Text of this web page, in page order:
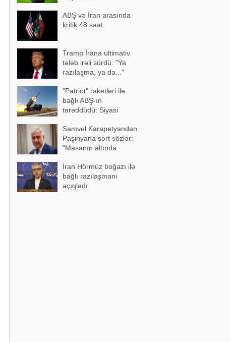
ABŞ və İran arasında
kritik 48 saat
Tramp İrana ultimativ
tələb irəli sürdü: "Ya
razılaşma, ya da..."
"Patriot" raketləri ilə
bağlı ABŞ-ın
tərəddüdü: Siyasi
Samvel Karapetyandan
Paşinyana sərt sözlər:
"Masanın altında
İran Hörmüz boğazı ilə
bağlı razılaşmanı
açıqladı